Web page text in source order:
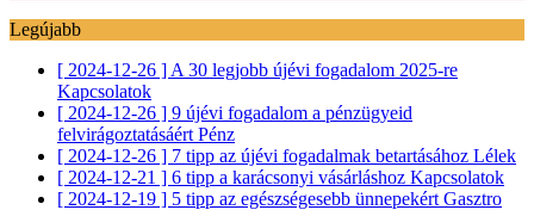
Legújabb
[ 2024-12-26 ] A 30 legjobb újévi fogadalom 2025-re
Kapcsolatok
[ 2024-12-26 ] 9 újévi fogadalom a pénzügyeid
felvirágoztatásáért Pénz
[ 2024-12-26 ] 7 tipp az újévi fogadalmak betartásához Lélek
[ 2024-12-21 ] 6 tipp a karácsonyi vásárláshoz Kapcsolatok
[ 2024-12-19 ] 5 tipp az egészségesebb ünnepekért Gasztro